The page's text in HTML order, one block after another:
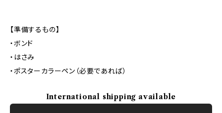
【準備するもの】
・ボンド
・はさみ
・ポスターカラーペン（必要であれば）
International shipping available